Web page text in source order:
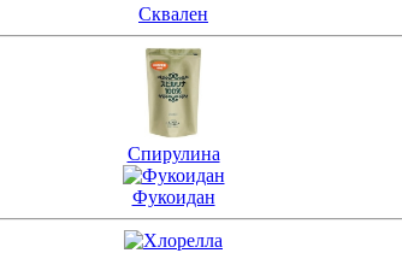
Сквален
Спирулина
Фукоидан